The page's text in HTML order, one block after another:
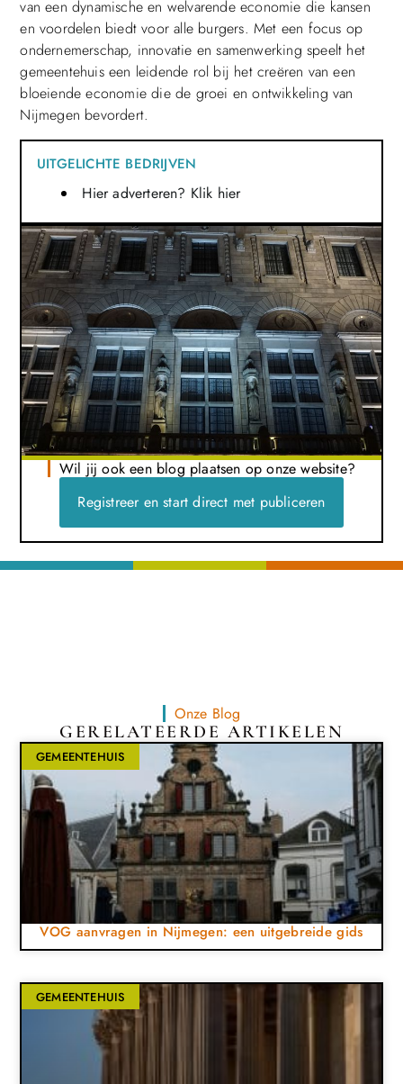
van een dynamische en welvarende economie die kansen
en voordelen biedt voor alle burgers. Met een focus op
ondernemerschap, innovatie en samenwerking speelt het
gemeentehuis een leidende rol bij het creëren van een
bloeiende economie die de groei en ontwikkeling van
Nijmegen bevordert.
UITGELICHTE BEDRIJVEN
Hier adverteren? Klik hier
Wil jij ook een blog plaatsen op onze website?
Registreer en start direct met publiceren
Onze Blog
GERELATEERDE ARTIKELEN
GEMEENTEHUIS
VOG aanvragen in Nijmegen: een uitgebreide gids
GEMEENTEHUIS